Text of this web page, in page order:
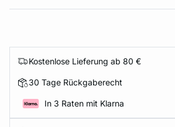
Kostenlose Lieferung ab 80 €
30 Tage Rückgaberecht
In 3 Raten mit Klarna